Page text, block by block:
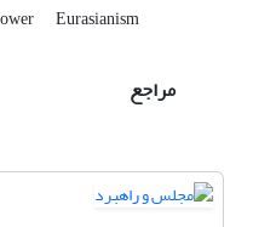
Eurasianism
مراجع